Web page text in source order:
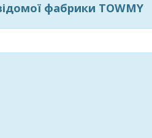
фабрики TOWMY